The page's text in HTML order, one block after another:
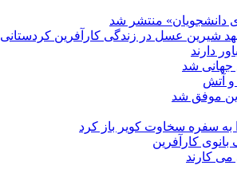
دانشجویان» منتشر شد
شیرین عسل‌ در زندگی کارآفرین کردستانی
دارند
جهانی شد
و آتش
موفق شد
به سفره سخاوت کویر باز کرد
کارآفرین
کارند